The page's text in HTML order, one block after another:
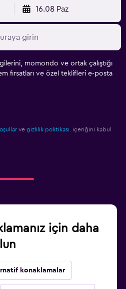
16.08 Paz
momondo ve ortak çalıştığı
fırsatları ve özel teklifleri e-posta
ve gizlilik politikası.
içeriğini kabul
için daha
konaklamalar